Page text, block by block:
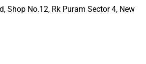
Shop No.12, Rk Puram Sector 4, New